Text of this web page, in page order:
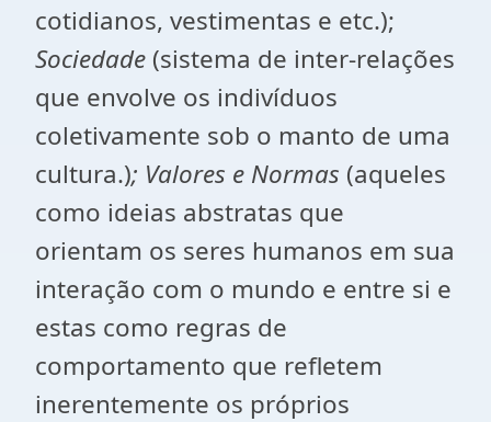
cotidianos, vestimentas e etc.);
Sociedade (sistema de inter-relações
que envolve os indivíduos
coletivamente sob o manto de uma
cultura.); Valores e Normas (aqueles
como ideias abstratas que
orientam os seres humanos em sua
interação com o mundo e entre si e
estas como regras de
comportamento que refletem
inerentemente os próprios